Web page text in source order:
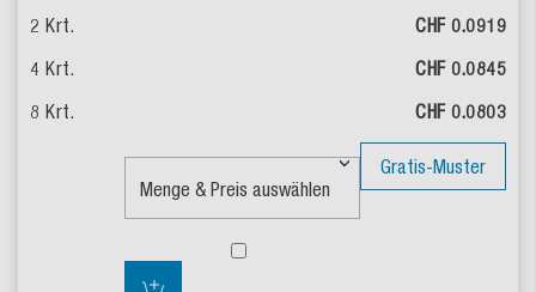
CHF 0.0919
CHF 0.0845
CHF 0.0803
Gratis-Muster